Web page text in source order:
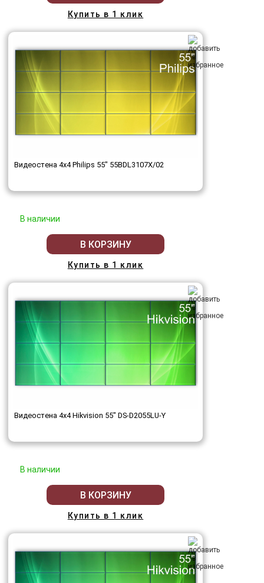
Купить в 1 клик
Видеостена 4x4 Philips 55" 55BDL3107X/02
В наличии
В КОРЗИНУ
Купить в 1 клик
Видеостена 4x4 Hikvision 55" DS-D2055LU-Y
В наличии
В КОРЗИНУ
Купить в 1 клик